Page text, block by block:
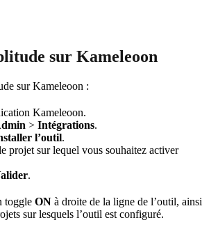
sur Kameleoon
sur Kameleoon :
Kameleoon.
> Intégrations.
l’outil.
projet sur lequel vous souhaitez activer
.
toggle ON à droite de la ligne de l’outil, ainsi
sur lesquels l’outil est configuré.